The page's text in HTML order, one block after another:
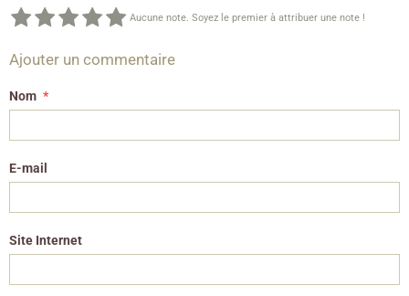
Aucune note. Soyez le premier à attribuer une note !
Ajouter un commentaire
Nom
E-mail
Site Internet